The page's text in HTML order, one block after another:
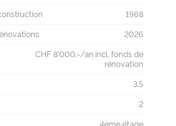
1968
2026
CHF 8'000.-/an incl. fonds de
rénovation
3.5
2
4ème étage